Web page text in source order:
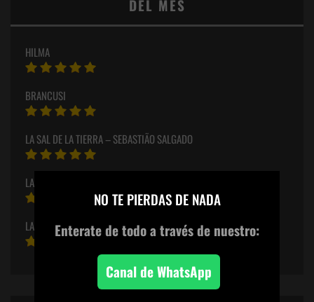
DEL MES
HILMA
BRANCUSI
LA SAL DE LA TIERRA – SEBASTIÃO SALGADO
LA SOMBRA DE CARAVAGGIO
LA HISTORIA DE LA MUJER Y EL ARTE #1
NO TE PIERDAS DE NADA
Enterate de todoa través de nuestro:
Canal de WhatsApp